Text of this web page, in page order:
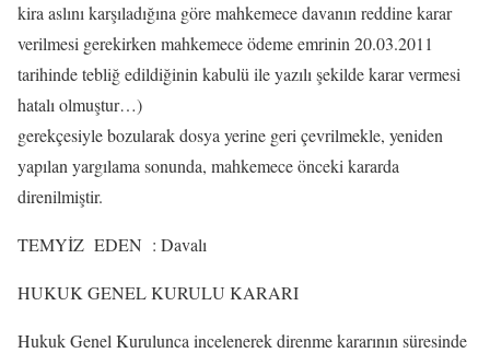
kira aslını karşıladığına göre mahkemece davanın reddine karar
verilmesi gerekirken mahkemece ödeme emrinin 20.03.2011
tarihinde tebliğ edildiğinin kabulü ile yazılı şekilde karar vermesi
hatalı olmuştur…)
gerekçesiyle bozularak dosya yerine geri çevrilmekle, yeniden
yapılan yargılama sonunda, mahkemece önceki kararda
direnilmiştir.
TEMYİZ EDEN : Davalı
HUKUK GENEL KURULU KARARI
Hukuk Genel Kurulunca incelenerek direnme kararının süresinde